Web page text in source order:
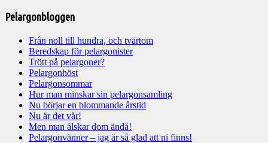
Pelargonbloggen
Från noll till hundra, och tvärtom
Beredskap för pelargonister
Trött på pelargoner?
Pelargonhöst
Pelargonsommar
Hur man minskar sin pelargonsamling
Nu börjar en blommande årstid
Nu är det vår!
Men man älskar dom ändå!
Pelargonvänner – jag är så glad att ni finns!